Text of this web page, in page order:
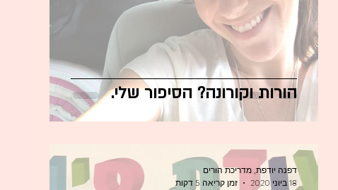
הורות וקורונה? הסיפור שלי.
דפנה יודפת, מדריכת הורים
18 ביוני 2020
זמן קריאה 5 דקות